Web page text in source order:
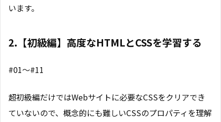
います。
2.【初級編】高度なHTMLとCSSを学習する
#01〜#11
超初級編だけではWebサイトに必要なCSSをクリアでき
ていないので、概念的にも難しいCSSのプロパティを理解